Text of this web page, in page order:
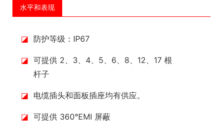
水平和表现
◪ 防护等级：IP67
◪ 可提供 2、3、4、5、6、8、12、17 根
杆子
◪ 电缆插头和面板插座均有供应。
◪ 可提供 360°EMI 屏蔽